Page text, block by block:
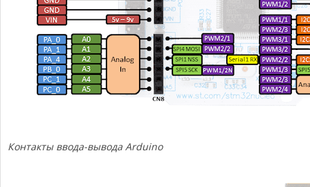
Контакты ввода-вывода Arduino